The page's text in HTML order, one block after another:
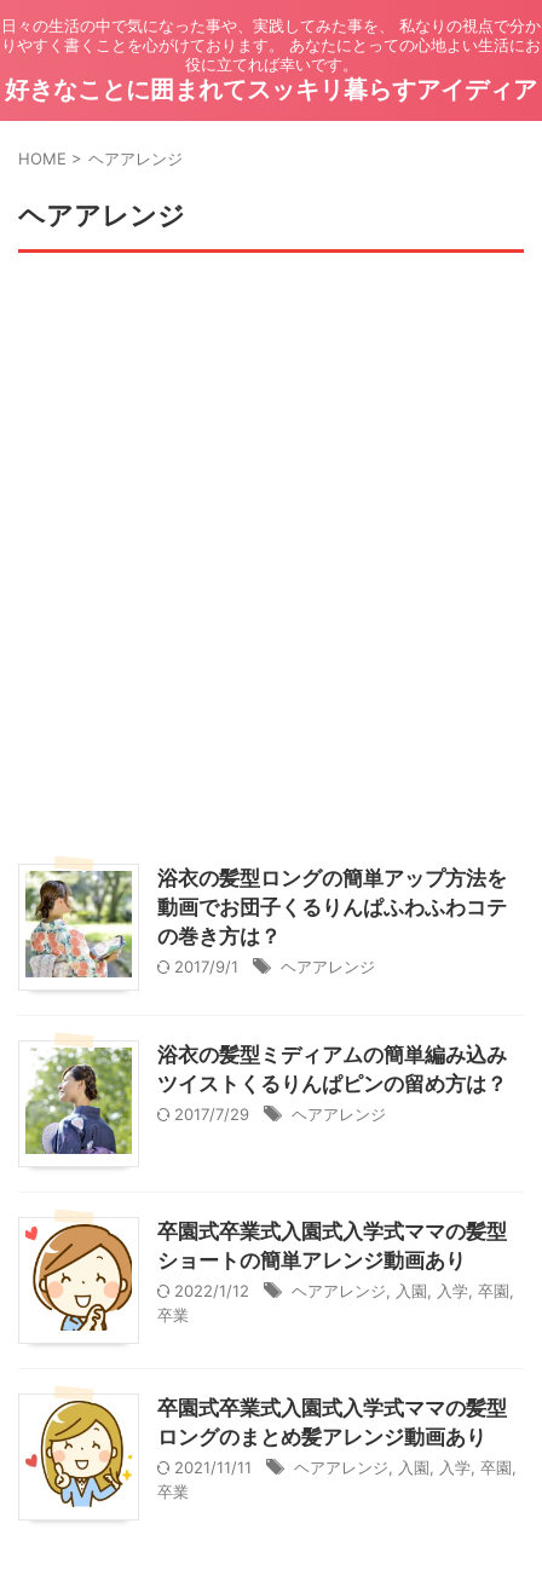
日々の生活の中で気になった事や、実践してみた事を、 私なりの視点で分か
りやすく書くことを心がけております。 あなたにとっての心地よい生活にお
役に立てれば幸いです。
好きなことに囲まれてスッキリ暮らすアイディア
HOME > ヘアアレンジ
ヘアアレンジ
浴衣の髪型ロングの簡単アップ方法を
動画でお団子くるりんぱふわふわコテ
の巻き方は？
2017/9/1 ヘアアレンジ
浴衣の髪型ミディアムの簡単編み込み
ツイストくるりんぱピンの留め方は？
2017/7/29 ヘアアレンジ
卒園式卒業式入園式入学式ママの髪型
ショートの簡単アレンジ動画あり
2022/1/12 ヘアアレンジ 入園 入学 卒園
卒業
卒園式卒業式入園式入学式ママの髪型
ロングのまとめ髪アレンジ動画あり
2021/11/11 ヘアアレンジ 入園 入学 卒園
卒業